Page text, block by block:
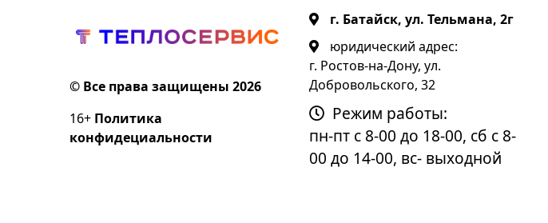
© Все права защищены 2026
16+ Политика
конфидециальности
г. Батайск, ул. Тельмана, 2г
юридический адрес:
г. Ростов-на-Дону, ул.
Добровольского, 32
Режим работы:
пн-пт с 8-00 до 18-00, сб с 8-
00 до 14-00, вс- выходной